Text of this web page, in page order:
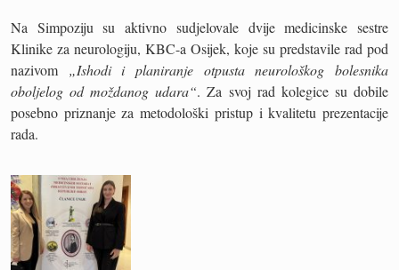
Na Simpoziju su aktivno sudjelovale dvije medicinske sestre
Klinike za neurologiju, KBC-a Osijek, koje su predstavile rad pod
nazivom „Ishodi i planiranje otpusta neurološkog bolesnika
oboljelog od moždanog udara“. Za svoj rad kolegice su dobile
posebno priznanje za metodološki pristup i kvalitetu prezentacije
rada.